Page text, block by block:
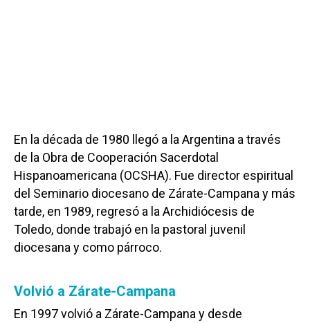
En la década de 1980 llegó a la Argentina a través
de la Obra de Cooperación Sacerdotal
Hispanoamericana (OCSHA). Fue director espiritual
del Seminario diocesano de Zárate-Campana y más
tarde, en 1989, regresó a la Archidiócesis de
Toledo, donde trabajó en la pastoral juvenil
diocesana y como párroco.
Volvió a Zárate-Campana
En 1997 volvió a Zárate-Campana y desde